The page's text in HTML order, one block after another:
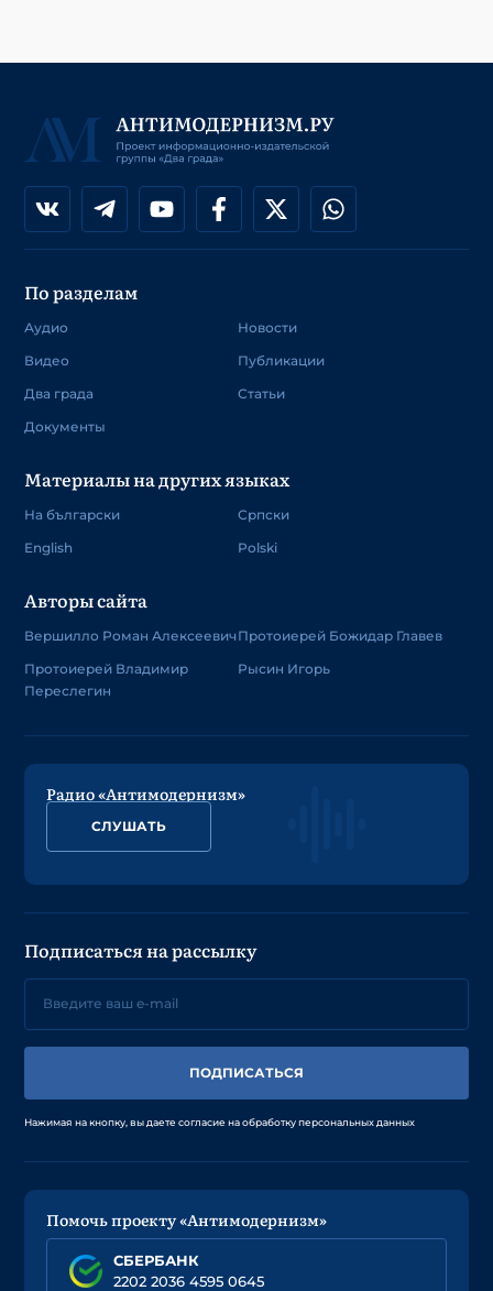
По разделам
Аудио
Видео
Два града
Документы
Новости
Публикации
Статьи
Материалы на других языках
На български
English
Српски
Polski
Авторы сайта
Вершилло Роман Алексеевич
Протоиерей Владимир
Переслегин
Протоиерей Божидар Главев
Рысин Игорь
Радио «Антимодернизм»
СЛУШАТЬ
Подписаться на рассылку
ПОДПИСАТЬСЯ
Нажимая на кнопку, вы даете согласие на обработку персональных данных
Помочь проекту «Антимодернизм»
СБЕРБАНК
2202 2036 4595 0645